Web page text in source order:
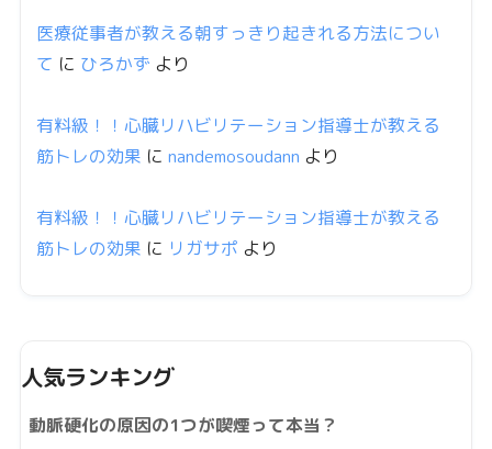
医療従事者が教える朝すっきり起きれる方法につい
て に ひろかず より
有料級！！心臓リハビリテーション指導士が教える
筋トレの効果 に nandemosoudann より
有料級！！心臓リハビリテーション指導士が教える
筋トレの効果 に リガサポ より
人気ランキング
動脈硬化の原因の1つが喫煙って本当？